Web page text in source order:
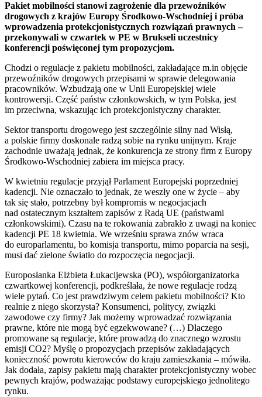
Pakiet mobilności stanowi zagrożenie dla przewoźników
drogowych z krajów Europy Środkowo-Wschodniej i próba
wprowadzenia protekcjonistycznych rozwiązań prawnych –
przekonywali w czwartek w PE w Brukseli uczestnicy
konferencji poświęconej tym propozycjom.
Chodzi o regulacje z pakietu mobilności, zakładające m.in objęcie
przewoźników drogowych przepisami w sprawie delegowania
pracowników. Wzbudzają one w Unii Europejskiej wiele
kontrowersji. Część państw członkowskich, w tym Polska, jest
im przeciwna, wskazując ich protekcjonistyczny charakter.
Sektor transportu drogowego jest szczególnie silny nad Wisłą,
a polskie firmy doskonale radzą sobie na rynku unijnym. Kraje
zachodnie uważają jednak, że konkurencja ze strony firm z Europy
Środkowo-Wschodniej zabiera im miejsca pracy.
W kwietniu regulacje przyjął Parlament Europejski poprzedniej
kadencji. Nie oznaczało to jednak, że weszły one w życie – aby
tak się stało, potrzebny był kompromis w negocjacjach
nad ostatecznym kształtem zapisów z Radą UE (państwami
członkowskimi). Czasu na te rokowania zabrakło z uwagi na koniec
kadencji PE 18 kwietnia. We wrześniu sprawa znów wraca
do europarlamentu, bo komisja transportu, mimo poparcia na sesji,
musi dać zielone światło do rozpoczęcia negocjacji.
Europosłanka Elżbieta Łukacijewska (PO), współorganizatorka
czwartkowej konferencji, podkreślała, że nowe regulacje rodzą
wiele pytań. Co jest prawdziwym celem pakietu mobilności? Kto
realnie z niego skorzysta? Konsumenci, politycy, związki
zawodowe czy firmy? Jak możemy wprowadzać rozwiązania
prawne, które nie mogą być egzekwowane? (…) Dlaczego
promowane są regulacje, które prowadzą do znacznego wzrostu
emisji CO2? Myślę o propozycjach przepisów zakładających
konieczność powrotu kierowców do kraju zamieszkania – mówiła.
Jak dodała, zapisy pakietu mają charakter protekcjonistyczny wobec
pewnych krajów, podważając podstawy europejskiego jednolitego
rynku.